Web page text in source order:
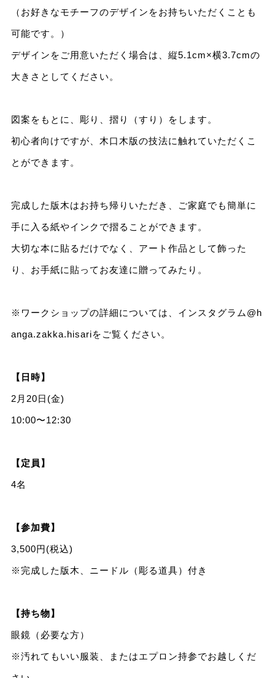
（お好きなモチーフのデザインをお持ちいただくことも
可能です。）
デザインをご用意いただく場合は、縦5.1cm×横3.7cmの
大きさとしてください。
図案をもとに、彫り、摺り（すり）をします。
初心者向けですが、木口木版の技法に触れていただくこ
とができます。
完成した版木はお持ち帰りいただき、ご家庭でも簡単に
手に入る紙やインクで摺ることができます。
大切な本に貼るだけでなく、アート作品として飾った
り、お手紙に貼ってお友達に贈ってみたり。
※ワークショップの詳細については、インスタグラム @h
anga.zakka.hisariをご覧ください。
【日時】
2月20日(金)
10:00〜12:30
【定員】
4名
【参加費】
3,500円(税込)
※完成した版木、ニードル（彫る道具）付き
【持ち物】
眼鏡（必要な方）
※汚れてもいい服装、またはエプロン持参でお越しくだ